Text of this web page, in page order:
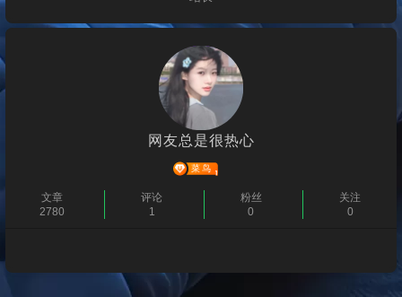
个人主页
网友总是很热心
文章
2780
评论
1
粉丝
0
关注
0